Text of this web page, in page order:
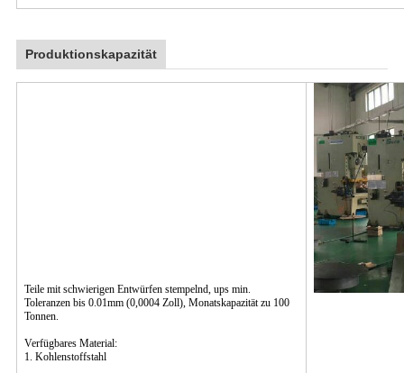
Produktionskapazität
Teile mit schwierigen Entwürfen stempelnd, ups min.
Toleranzen bis 0.01mm (0,0004 Zoll), Monatskapazität zu 100
Tonnen.
Verfügbares Material:
1. Kohlenstoffstahl